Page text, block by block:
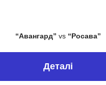
“Авангард” vs “Росава”
Деталі